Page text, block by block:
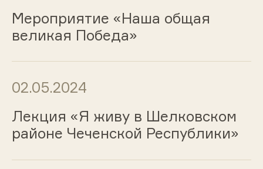
Мероприятие «Наша общая
великая Победа»
02.05.2024
Лекция «Я живу в Шелковском
районе Чеченской Республики»